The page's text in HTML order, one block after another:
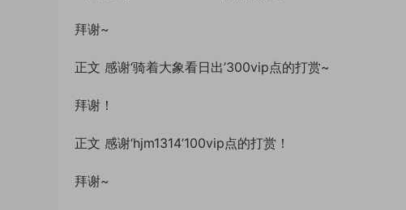
拜谢~
正文 感谢‘骑着大象看日出’300vip点的打赏~
拜谢！
正文 感谢‘hjm1314’100vip点的打赏！
拜谢~